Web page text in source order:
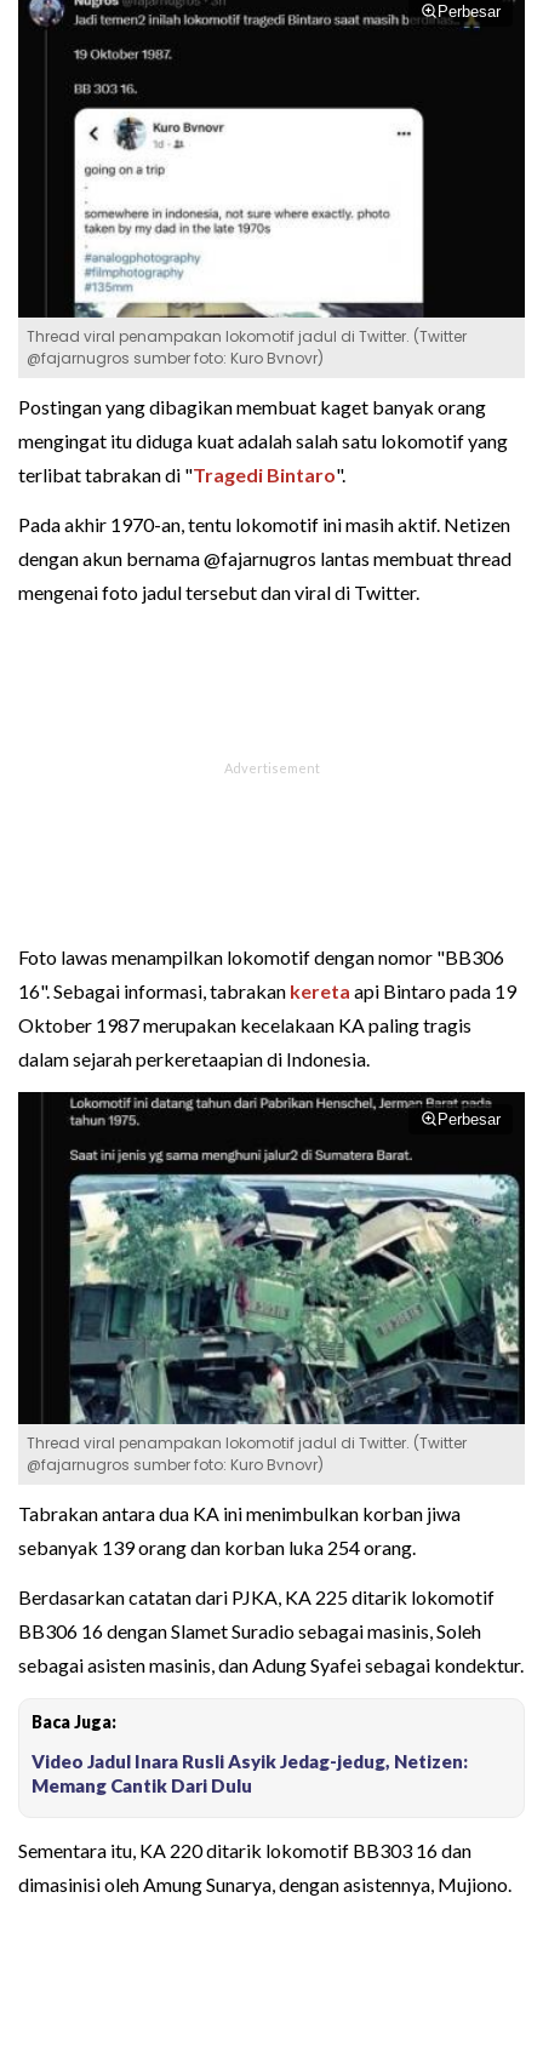
Perbesar
Thread viral penampakan lokomotif jadul di Twitter. (Twitter
@fajarnugros sumber foto: Kuro Bvnovr)
Postingan yang dibagikan membuat kaget banyak orang
mengingat itu diduga kuat adalah salah satu lokomotif yang
terlibat tabrakan di "Tragedi Bintaro".
Pada akhir 1970-an, tentu lokomotif ini masih aktif. Netizen
dengan akun bernama @fajarnugros lantas membuat thread
mengenai foto jadul tersebut dan viral di Twitter.
Foto lawas menampilkan lokomotif dengan nomor "BB306
16". Sebagai informasi, tabrakan kereta api Bintaro pada 19
Oktober 1987 merupakan kecelakaan KA paling tragis
dalam sejarah perkeretaapian di Indonesia.
Perbesar
Thread viral penampakan lokomotif jadul di Twitter. (Twitter
@fajarnugros sumber foto: Kuro Bvnovr)
Tabrakan antara dua KA ini menimbulkan korban jiwa
sebanyak 139 orang dan korban luka 254 orang.
Berdasarkan catatan dari PJKA, KA 225 ditarik lokomotif
BB306 16 dengan Slamet Suradio sebagai masinis, Soleh
sebagai asisten masinis, dan Adung Syafei sebagai kondektur.
Baca Juga:
Video Jadul Inara Rusli Asyik Jedag-jedug, Netizen:
Memang Cantik Dari Dulu
Sementara itu, KA 220 ditarik lokomotif BB303 16 dan
dimasinisi oleh Amung Sunarya, dengan asistennya, Mujiono.